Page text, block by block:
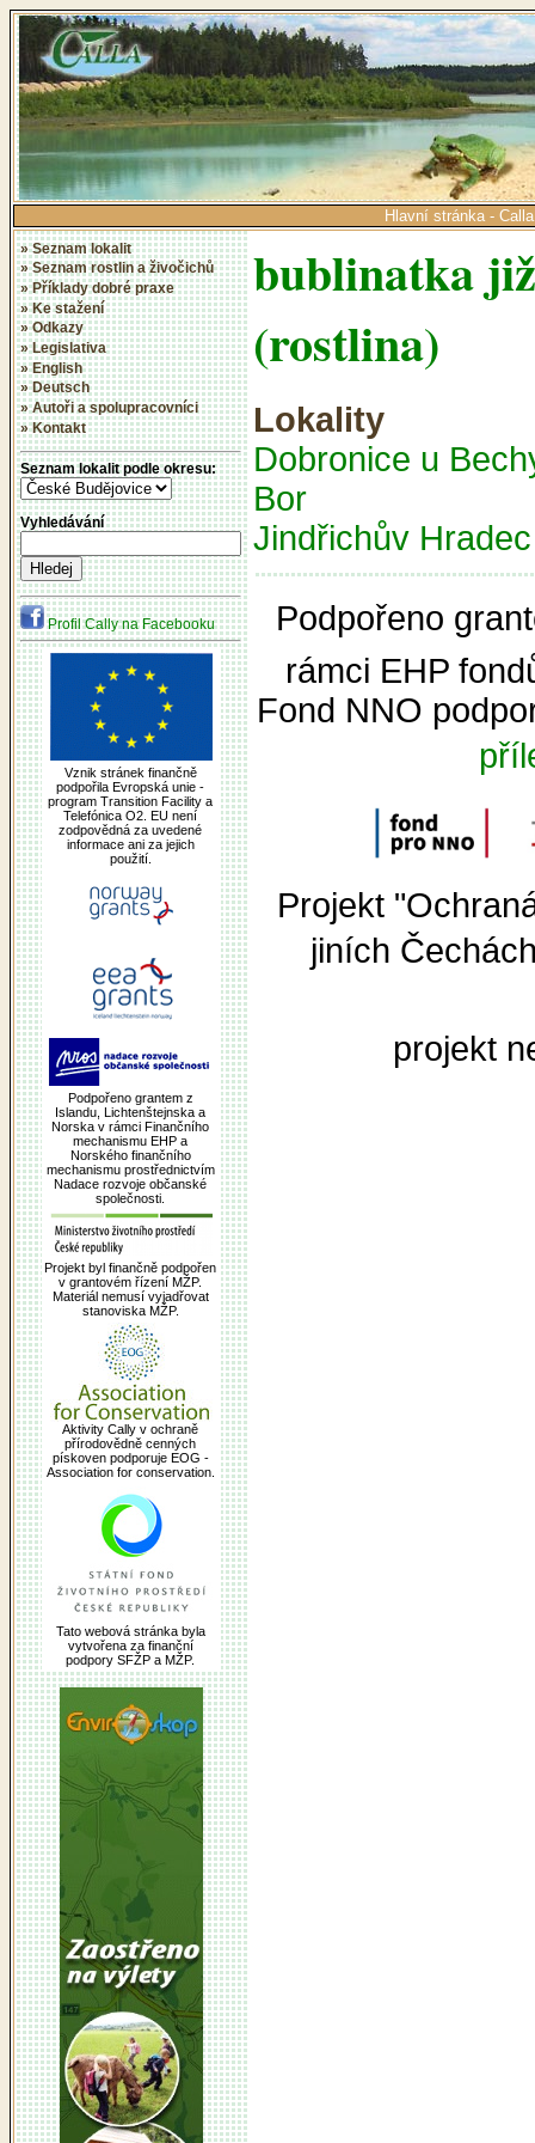
Hlavní stránka - Calla
» Seznam lokalit
» Seznam rostlin a živočichů
» Příklady dobré praxe
» Ke stažení
» Odkazy
» Legislativa
» English
» Deutsch
» Autoři a spolupracovníci
» Kontakt
Seznam lokalit podle okresu:
Vyhledávání
Profil Cally na Facebooku
Vznik stránek finančně
podpořila Evropská unie -
program Transition Facility a
Telefónica O2. EU není
zodpovědná za uvedené
informace ani za jejich
použití.
Podpořeno grantem z
Islandu, Lichtenštejnska a
Norska v rámci Finančního
mechanismu EHP a
Norského finančního
mechanismu prostřednictvím
Nadace rozvoje občanské
společnosti.
Projekt byl finančně podpořen
v grantovém řízení MŽP.
Materiál nemusí vyjadřovat
stanoviska MŽP.
Aktivity Cally v ochraně
přírodovědně cenných
pískoven podporuje EOG -
Association for conservation.
Tato webová stránka byla
vytvořena za finanční
podpory SFŽP a MŽP.
bublinatka
(rostlina)
Lokality
Dobronice u
Bor
Jindřichův
Podpořeno
rámci EHP
Fond NNO
Projekt
jiních
projekt